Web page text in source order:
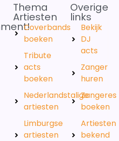
Thema
Artiesten
Coverbands
boeken
Tribute
acts
boeken
Nederlandstalige
artiesten
Limburgse
artiesten
Overige
links
Bekijk
DJ
acts
Zanger
huren
Zangeres
boeken
Artiesten
bekend